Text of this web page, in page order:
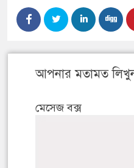
আপনার মতামত
মেসেজ বক্স